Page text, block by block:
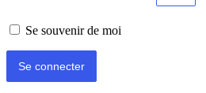
Se souvenir de moi